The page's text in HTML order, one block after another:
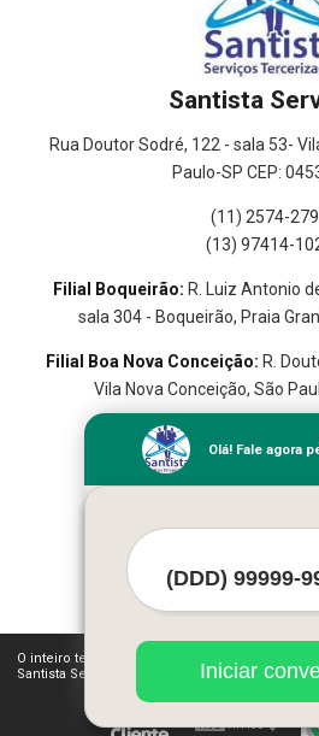
Santista
Rua Doutor Sodré, 122 - sala 53-
Paulo-SP CEP:
(11) 2574-
(13) 97414-
Filial Boqueirão: R. Luiz Antonio
sala 304 - Boqueirão, Praia
Filial Boa Nova Conceição: R.
Vila Nova Conceição, São
Home
Contato
O inteiro teor deste site está sujeito à
Santista Serviços (Lei 9610 de 19/02/1998)
Olá! Fale agora
Iniciar